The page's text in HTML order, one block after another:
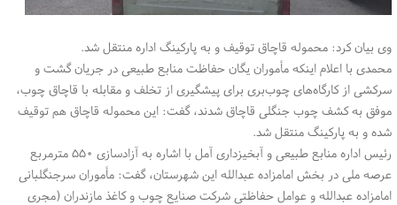
وی بیان کرد: محموله قاچاق توقیف و به پارکینگ اداره منتقل شد.
محمدی با اعلام اینکه مأموران یگان حفاظت منابع طبیعی در جریان گشت و
سرکشی از کارگاه‌های چوب‌بری برای پیشگیری از تخلف و مقابله با قاچاق چوب،
موفق به کشف چوب جنگلی قاچاق شدند، گفت: این محموله قاچاق هم توقیف
شده و به پارکینگ منتقل شد.
رئیس اداره منابع طبیعی و آبخیزداری آمل با اشاره به آزادسازی ۵۵۰ مترمربع
عرصه ملی در بخش امامزاده عبدالله این شهرستان، گفت: مأموران سرجنگلبانی
امامزاده عبدالله و عوامل حفاظتی شرکت صنایع چوب و کاغذ مازندران (مجری